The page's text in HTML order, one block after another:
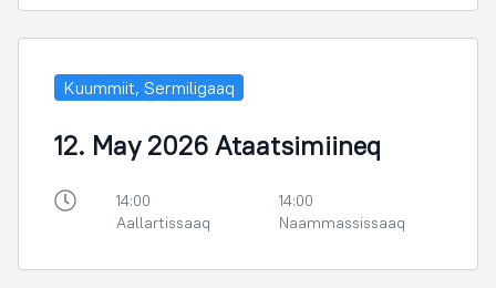
Kuummiit, Sermiligaaq
12. May 2026 Ataatsimiineq
14:00
Aallartissaaq
14:00
Naammassissaaq